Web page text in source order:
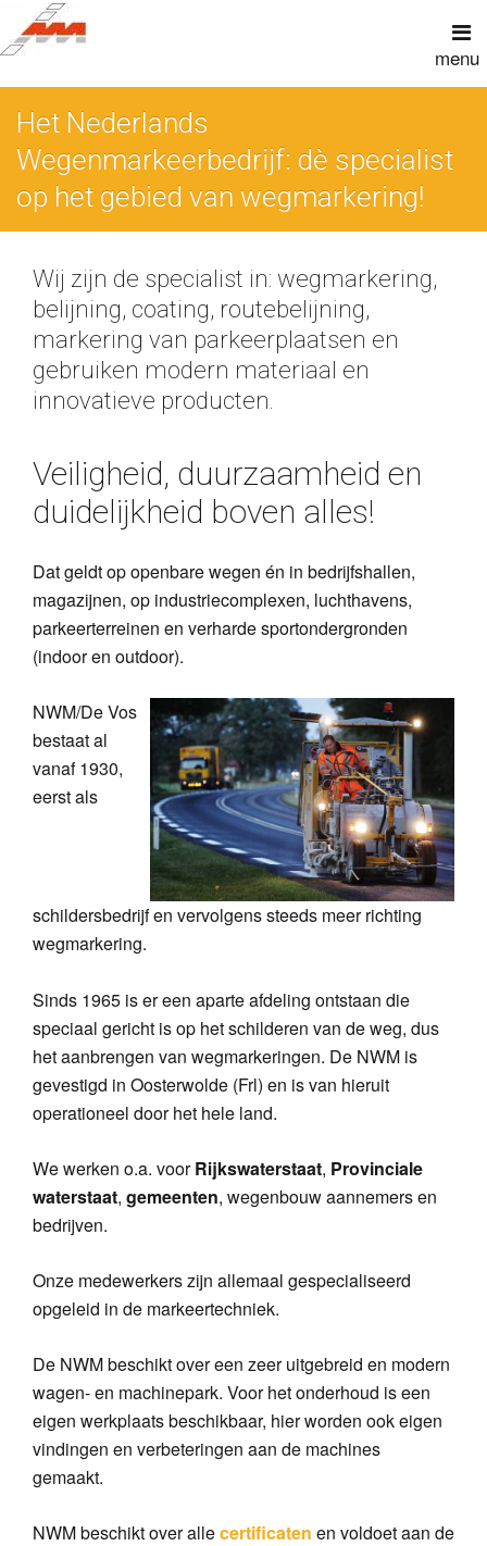
Het Nederlands
Wegenmarkeerbedrijf: dè specialist
op het gebied van wegmarkering!
Wij zijn de specialist in: wegmarkering,
belijning, coating, routebelijning,
markering van parkeerplaatsen en
gebruiken modern materiaal en
innovatieve producten.
Veiligheid, duurzaamheid en
duidelijkheid boven alles!
Dat geldt op openbare wegen én in bedrijfshallen,
magazijnen, op industriecomplexen, luchthavens,
parkeerterreinen en verharde sportondergronden
(indoor en outdoor).
NWM/De Vos
bestaat al
vanaf 1930,
eerst als
schildersbedrijf en vervolgens steeds meer richting
wegmarkering.
Sinds 1965 is er een aparte afdeling ontstaan die
speciaal gericht is op het schilderen van de weg, dus
het aanbrengen van wegmarkeringen. De NWM is
gevestigd in Oosterwolde (Frl) en is van hieruit
operationeel door het hele land.
We werken o.a. voorRijkswaterstaat, Provinciale
waterstaat, gemeenten, wegenbouw aannemers en
bedrijven.
Onze medewerkers zijn allemaal gespecialiseerd
opgeleid in de markeertechniek.
De NWM beschikt over een zeer uitgebreid en modern
wagen- en machinepark. Voor het onderhoud is een
eigen werkplaats beschikbaar, hier worden ook eigen
vindingen en verbeteringen aan de machines
gemaakt.
NWM beschikt over allecertificaten en voldoet aan de